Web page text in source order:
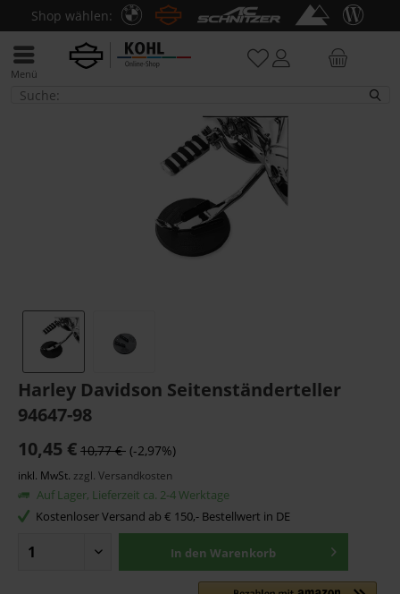
Shop wählen:
Menü
Pflege & Zubehör
Harley Davidson Seitenständerteller
94647-98
10,45 € 10,77 € (-2,97%)
inkl. MwSt. zzgl. Versandkosten
Auf Lager, Lieferzeit ca. 2-4 Werktage
Kostenloser Versand ab € 150,- Bestellwert in DE
In den Warenkorb